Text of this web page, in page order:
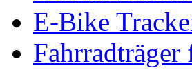
E-Bike
Fahrradträger